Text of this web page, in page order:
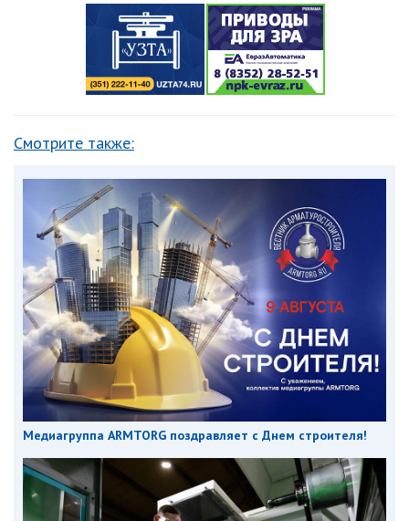
Смотрите также:
Медиагруппа ARMTORG поздравляет с Днем строителя!